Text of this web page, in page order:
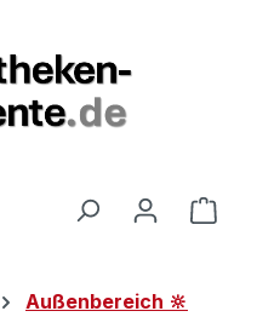
Außenbereich 🔆